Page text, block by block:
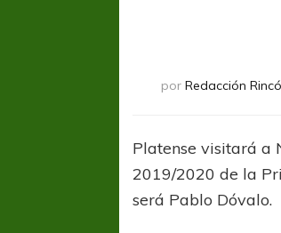
por Redacción
Platense visitará a
2019/2020 de la
será Pablo Dóvalo.